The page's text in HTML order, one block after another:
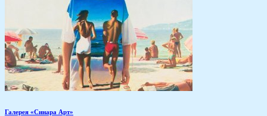
Галерея «Синара Арт»